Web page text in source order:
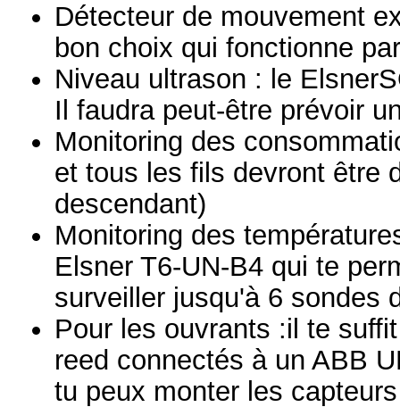
Détecteur de mouvement
bon choix qui fonctionne
Niveau ultrason : le
Il faudra peut-être prévoir
Monitoring des
et tous les fils devront être
descendant)
Monitoring des
Elsner T6-UN-B4 qui te
surveiller jusqu'à 6 sondes
Pour les ouvrants :il te
reed connectés à un ABB
tu peux monter les